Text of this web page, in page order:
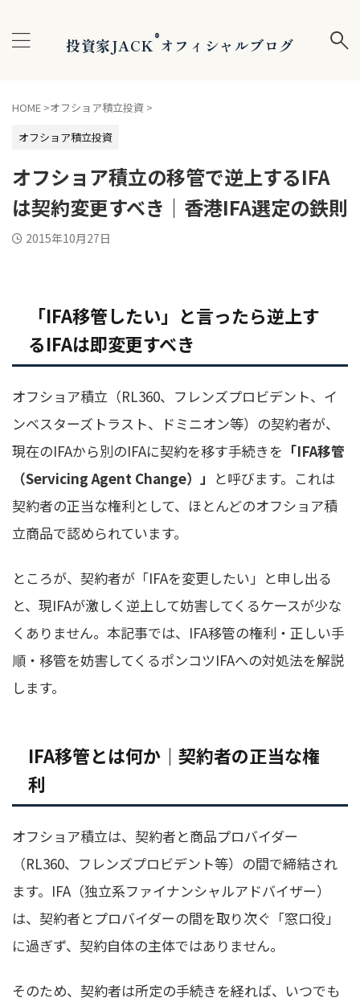
投資家JACK®オフィシャルブログ
HOME >オフショア積立投資 >
オフショア積立投資
オフショア積立の移管で逆上するIFA
は契約変更すべき｜香港IFA選定の鉄則
2015年10月27日
「IFA移管したい」と言ったら逆上す
るIFAは即変更すべき
オフショア積立（RL360、フレンズプロビデント、イ
ンベスターズトラスト、ドミニオン等）の契約者が、
現在のIFAから別のIFAに契約を移す手続きを 「IFA移管
（Servicing Agent Change）」 と呼びます。これは
契約者の正当な権利として、ほとんどのオフショア積
立商品で認められています。
ところが、契約者が「IFAを変更したい」と申し出る
と、現IFAが激しく逆上して妨害してくるケースが少な
くありません。本記事では、IFA移管の権利・正しい手
順・移管を妨害してくるポンコツIFAへの対処法を解説
します。
IFA移管とは何か｜契約者の正当な権
利
オフショア積立は、契約者と商品プロバイダー
（RL360、フレンズプロビデント等）の間で締結され
ます。IFA（独立系ファイナンシャルアドバイザー）
は、契約者とプロバイダーの間を取り次ぐ「窓口役」
に過ぎず、契約自体の主体ではありません。
そのため、契約者は所定の手続きを経れば、いつでも